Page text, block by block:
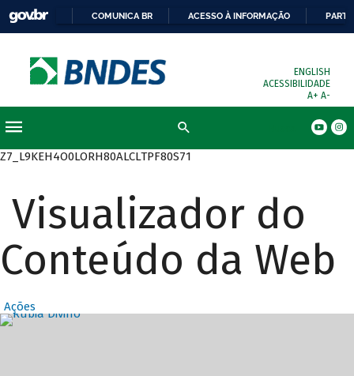
COMUNICA BR ACESSO À INFORMAÇÃO
ENGLISH
ACESSIBILIDADE
A+ A-
Z7_L9KEH4O0LORH80ALCLTPF80S71
Visualizador do
Conteúdo da Web
Ações
Destaques